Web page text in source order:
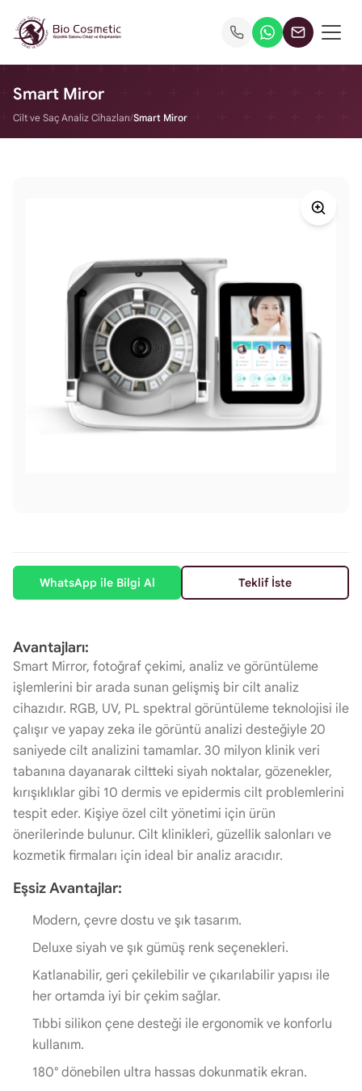
Smart Miror
Cilt ve Saç Analiz Cihazları/Smart Miror
WhatsApp ile Bilgi Al Teklif İste
Avantajları:
Smart Mirror, fotoğraf çekimi, analiz ve görüntüleme
işlemlerini bir arada sunan gelişmiş bir cilt analiz
cihazıdır. RGB, UV, PL spektral görüntüleme teknolojisi ile
çalışır ve yapay zeka ile görüntü analizi desteğiyle 20
saniyede cilt analizini tamamlar. 30 milyon klinik veri
tabanına dayanarak ciltteki siyah noktalar, gözenekler,
kırışıklıklar gibi 10 dermis ve epidermis cilt problemlerini
tespit eder. Kişiye özel cilt yönetimi için ürün
önerilerinde bulunur. Cilt klinikleri, güzellik salonları ve
kozmetik firmaları için ideal bir analiz aracıdır.
Eşsiz Avantajlar:
Modern, çevre dostu ve şık tasarım.
Deluxe siyah ve şık gümüş renk seçenekleri.
Katlanabilir, geri çekilebilir ve çıkarılabilir yapısı ile
her ortamda iyi bir çekim sağlar.
Tıbbi silikon çene desteği ile ergonomik ve konforlu
kullanım.
180° dönebilen ultra hassas dokunmatik ekran.